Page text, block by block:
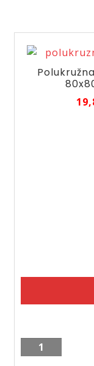
Polukružna
tus